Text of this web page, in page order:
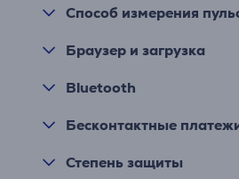
Способ измерения
Браузер и загрузка
Bluetooth
Бесконтактные
Степень защиты